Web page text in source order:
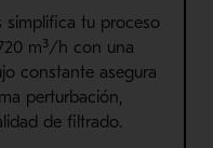
simplifica tu proceso
m³/h con una
constante asegura
perturbación,
de filtrado.